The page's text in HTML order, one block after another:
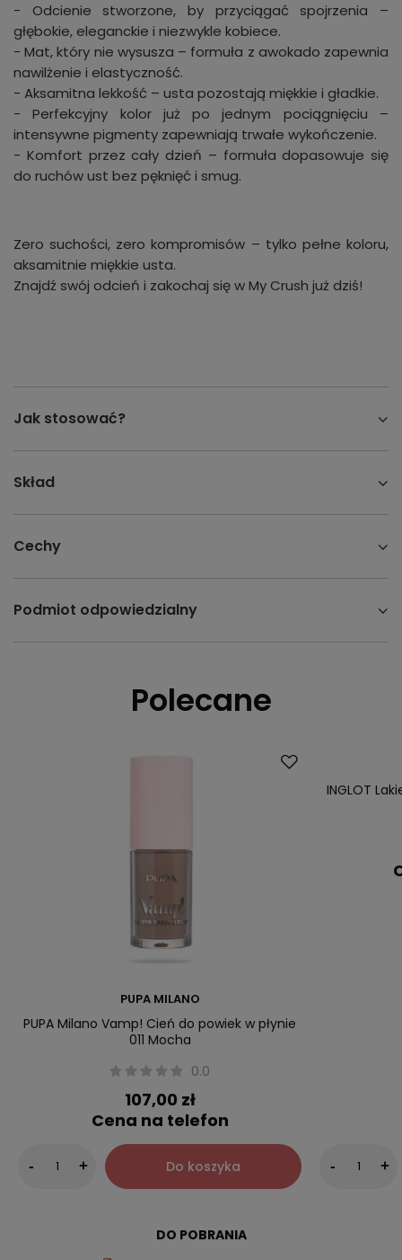
- Odcienie stworzone, by przyciągać spojrzenia –
głębokie, eleganckie i niezwykle kobiece.
- Mat, który nie wysusza – formuła z awokado zapewnia
nawilżenie i elastyczność.
- Aksamitna lekkość – usta pozostają miękkie i gładkie.
- Perfekcyjny kolor już po jednym pociągnięciu –
intensywne pigmenty zapewniają trwałe wykończenie.
- Komfort przez cały dzień – formuła dopasowuje się
do ruchów ust bez pęknięć i smug.
Zero suchości, zero kompromisów – tylko pełne koloru,
aksamitnie miękkie usta.
Znajdź swój odcień i zakochaj się w My Crush już dziś!
Jak stosować?
Skład
Cechy
Podmiot odpowiedzialny
Polecane
PUPA MILANO
PUPA Milano Vamp! Cień do powiek w płynie
011 Mocha
0.0
107,00 zł
Cena na telefon
- + Do koszyka
INGLOT
- +
DO POBRANIA